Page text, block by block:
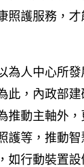
照護服務，
為人中心所
此，內政部
推動主軸外
護等，推動
行動裝置設